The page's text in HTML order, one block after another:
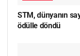
STM, dünyanın
ödülle döndü